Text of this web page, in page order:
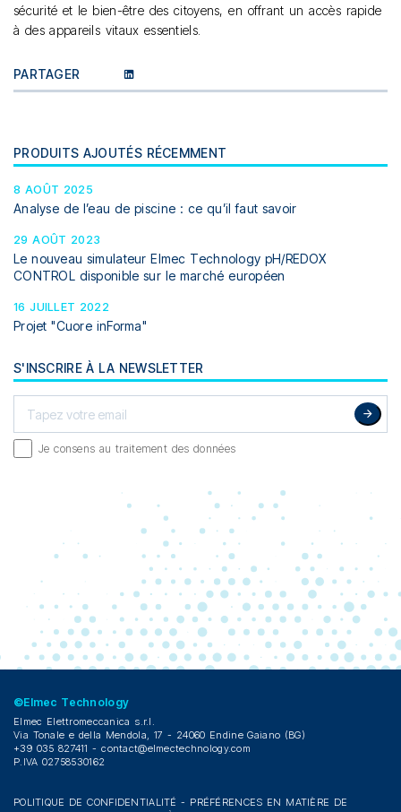
sécurité et le bien-être des citoyens, en offrant un accès rapide
à des appareils vitaux essentiels.
PARTAGER
PRODUITS AJOUTÉS RÉCEMMENT
8 AOÛT 2025
Analyse de l’eau de piscine : ce qu’il faut savoir
29 AOÛT 2023
Le nouveau simulateur Elmec Technology pH/REDOX
CONTROL disponible sur le marché européen
16 JUILLET 2022
Projet "Cuore inForma"
S'INSCRIRE À LA NEWSLETTER
Je consens au traitement des données
©Elmec Technology
Elmec Elettromeccanica s.r.l.
Via Tonale e della Mendola, 17 - 24060 Endine Gaiano (BG)
+39 035 827411 -contact@elmectechnology.com
P.IVA 02758530162
POLITIQUE DE CONFIDENTIALITÉ- PRÉFÉRENCES EN MATIÈRE DE